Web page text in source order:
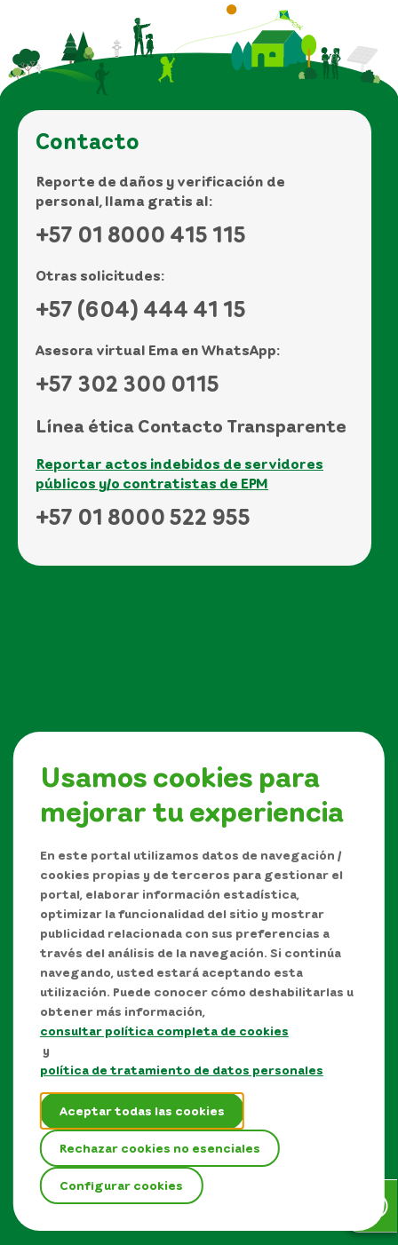
Usamos cookies para
mejorar tu experiencia
En este portal utilizamos datos de navegación /
cookies propias y de terceros para gestionar el
portal, elaborar información estadística,
optimizar la funcionalidad del sitio y mostrar
publicidad relacionada con sus preferencias a
través del análisis de la navegación. Si continúa
navegando, usted estará aceptando esta
utilización. Puede conocer cómo deshabilitarlas u
obtener más información,
consultar política completa de cookies
y
política de tratamiento de datos personales
Aceptar todas las cookies
Rechazar cookies no esenciales
Configurar cookies
Contacto
Reporte de daños y verificación de
personal, llama gratis al:
+57 01 8000 415 115
Otras solicitudes:
+57 (604) 444 41 15
Asesora virtual Ema en WhatsApp:
+57 302 300 0115
Línea ética Contacto Transparente
Reportar actos indebidos de servidores
públicos y/o contratistas de EPM
+57 01 8000 522 955
Síguenos en
Manual de Derechos de Autor y/o autorización de
uso sobre los contenidos
Política de protección de datos personales
Términos y condiciones del sitio
Mapa del sitio
EPM © Todos los derechos reservados 2026